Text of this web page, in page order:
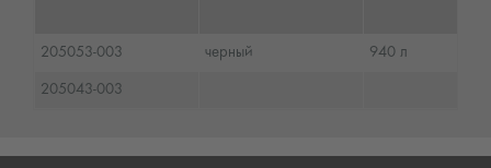
205053-003 черный 940 л
205043-003